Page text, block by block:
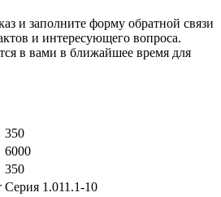
и заполните форму обратной связи
и интересующего вопроса.
в вами в ближайшее время для
350
6000
350
Серия 1.011.1-10